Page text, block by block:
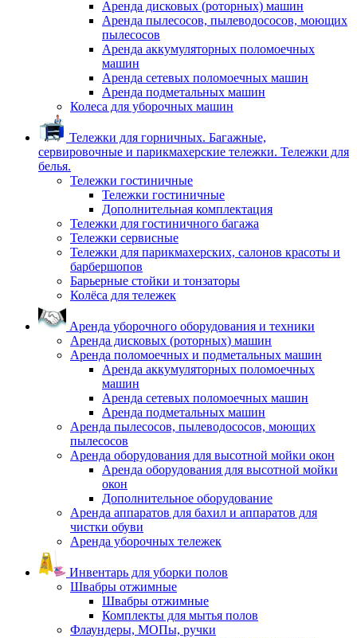
Аренда дисковых (роторных) машин
Аренда пылесосов, пылеводососов, моющих
пылесосов
Аренда аккумуляторных поломоечных
машин
Аренда сетевых поломоечных машин
Аренда подметальных машин
Колеса для уборочных машин
Тележки для горничных. Багажные,
сервировочные и парикмахерские тележки. Тележки для
белья.
Тележки гостиничные
Тележки гостиничные
Дополнительная комплектация
Тележки для гостиничного багажа
Тележки сервисные
Тележки для парикмахерских, салонов красоты и
барбершопов
Барьерные стойки и тонзаторы
Колёса для тележек
Аренда уборочного оборудования и техники
Аренда дисковых (роторных) машин
Аренда поломоечных и подметальных машин
Аренда аккумуляторных поломоечных
машин
Аренда сетевых поломоечных машин
Аренда подметальных машин
Аренда пылесосов, пылеводососов, моющих
пылесосов
Аренда оборудования для высотной мойки окон
Аренда оборудования для высотной мойки
окон
Дополнительное оборудование
Аренда аппаратов для бахил и аппаратов для
чистки обуви
Аренда уборочных тележек
Инвентарь для уборки полов
Швабры отжимные
Швабры отжимные
Комплекты для мытья полов
Флаундеры, МОПы, ручки